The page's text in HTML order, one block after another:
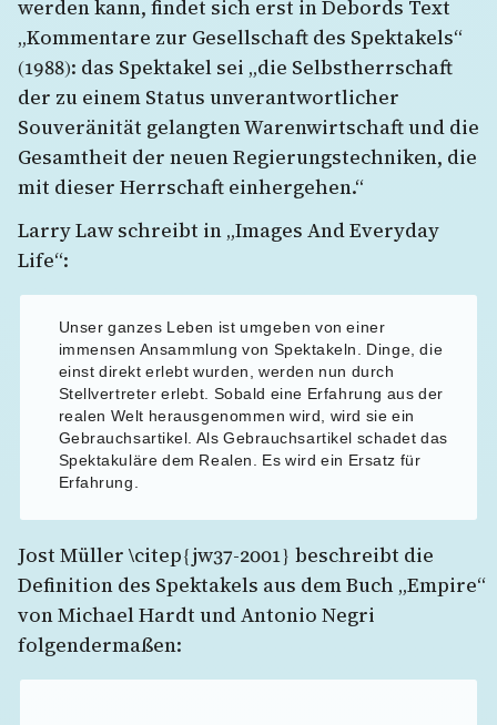
werden kann, findet sich erst in Debords Text
„Kommentare zur Gesellschaft des Spektakels“
(1988): das Spektakel sei „die Selbstherrschaft
der zu einem Status unverantwortlicher
Souveränität gelangten Warenwirtschaft und die
Gesamtheit der neuen Regierungstechniken, die
mit dieser Herrschaft einhergehen.“
Larry Law schreibt in „Images And Everyday
Life“:
Unser ganzes Leben ist umgeben von einer
immensen Ansammlung von Spektakeln. Dinge, die
einst direkt erlebt wurden, werden nun durch
Stellvertreter erlebt. Sobald eine Erfahrung aus der
realen Welt herausgenommen wird, wird sie ein
Gebrauchsartikel. Als Gebrauchsartikel schadet das
Spektakuläre dem Realen. Es wird ein Ersatz für
Erfahrung.
Jost Müller \citep{jw37-2001} beschreibt die
Definition des Spektakels aus dem Buch „Empire“
von Michael Hardt und Antonio Negri
folgendermaßen: